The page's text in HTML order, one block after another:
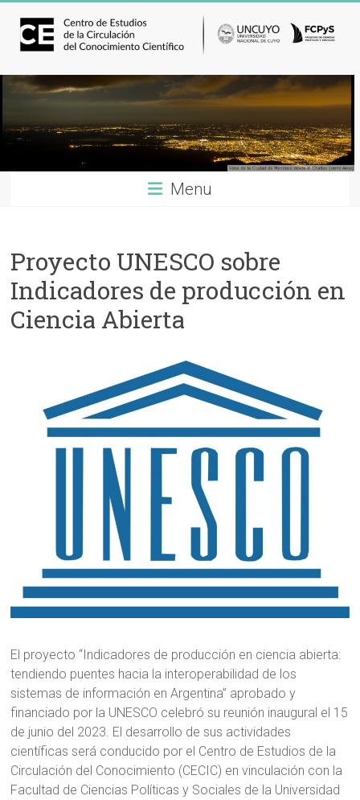
Menu
Proyecto UNESCO sobre
Indicadores de producción en
Ciencia Abierta
El proyecto “Indicadores de producción en ciencia abierta:
tendiendo puentes hacia la interoperabilidad de los
sistemas de información en Argentina” aprobado y
financiado por la UNESCO celebró su reunión inaugural el 15
de junio del 2023. El desarrollo de sus actividades
científicas será conducido por el Centro de Estudios de la
Circulación del Conocimiento (CECIC) en vinculación con la
Facultad de Ciencias Políticas y Sociales de la Universidad